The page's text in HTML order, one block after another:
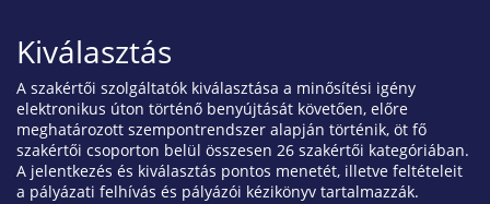
Kiválasztás
A szakértői szolgáltatók kiválasztása a minősítési igény
elektronikus úton történő benyújtását követően, előre
meghatározott szempontrendszer alapján történik, öt fő
szakértői csoporton belül összesen 26 szakértői kategóriában.
A jelentkezés és kiválasztás pontos menetét, illetve feltételeit
a pályázati felhívás és pályázói kézikönyv tartalmazzák.